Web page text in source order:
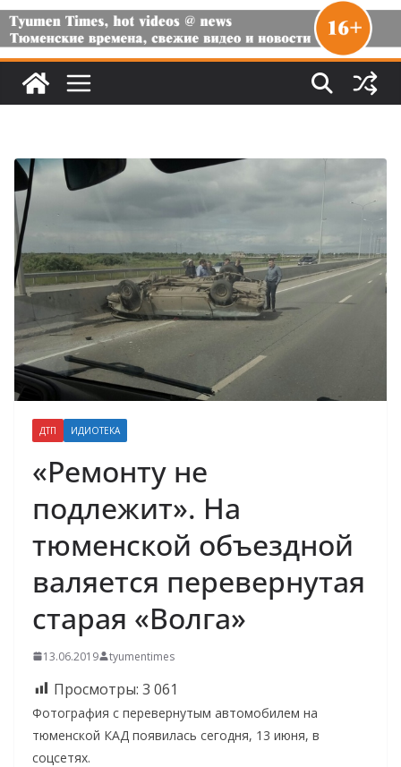
ДТП ИДИОТЕКА
«Ремонту не
подлежит». На
тюменской объездной
валяется перевернутая
старая «Волга»
13.06.2019 tyumentimes
Просмотры: 3 061
Фотография с перевернутым автомобилем на
тюменской КАД появилась сегодня, 13 июня, в
соцсетях.